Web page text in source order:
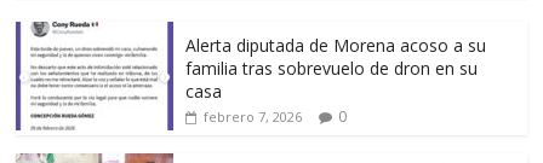
Alerta diputada de Morena acoso a su
familia tras sobrevuelo de dron en su
casa
febrero 7, 2026 0